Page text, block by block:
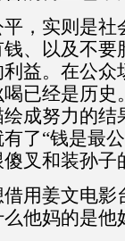
，实则是
、以及不
益。在公
已经是历
成努力的
有了“钱是最
叉和装孙
用姜文电
他妈的是他